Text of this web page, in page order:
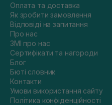
Оплата та доставка
Як зробити замовлення
Відповіді на запитання
Про нас
ЗМІ про нас
Сертифікати та нагороди
Блог
Бюті словник
Контакти
Умови використання сайту
Політика конфіденційності